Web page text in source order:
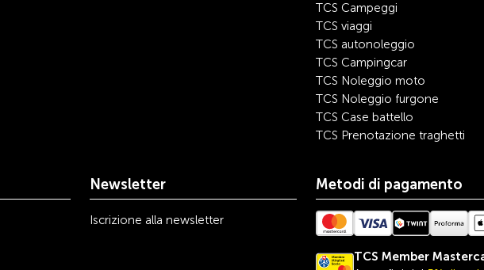
TCS Campeggi
TCS viaggi
TCS autonoleggio
TCS Campingcar
TCS Noleggio moto
TCS Noleggio furgone
TCS Case battello
TCS Prenotazione traghetti
Newsletter
Iscrizione alla newsletter
Metodi di pagamento
TCS Member